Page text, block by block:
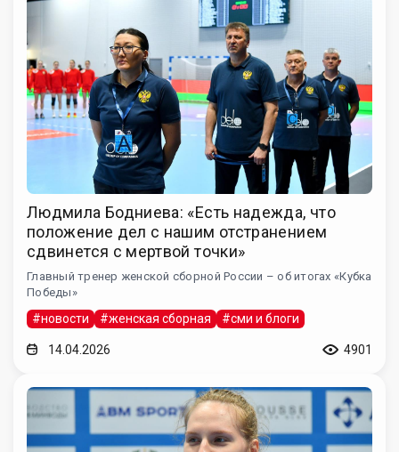
Людмила Бодниева: «Есть надежда, что
положение дел с нашим отстранением
сдвинется с мертвой точки»
Главный тренер женской сборной России – об итогах «Кубка
Победы»
#новости #женская сборная #сми и блоги
14.04.2026 4901